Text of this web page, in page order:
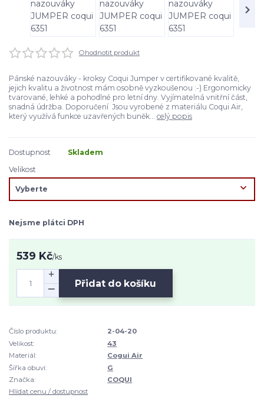
Ohodnotit produkt
Pánské nazouváky - kroksy Coqui Jumper v certifikované kvalitě,
jejich kvalitu a životnost mám osobně vyzkoušenou :-) Ergonomicky
tvarované, lehké a pohodlné pro letní dny. Vyjímatelná vnitřní část,
snadná údržba. Doporučení Jsou vyrobené z materiálu Coqui Air,
který využívá funkce uzavřených buněk... celý popis
Dostupnost
Skladem
Velikost
Nejsme plátci DPH
539 Kč/ks
Přidat do košíku
Číslo produktu:
2-04-20
Velikost:
43
Materiál:
Cogui Air
Šířka obuvi:
G
Značka:
COQUI
Hlídat cenu / dostupnost